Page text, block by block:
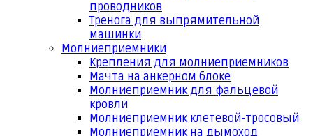
проводников
Тренога для выпрямительной
машинки
Молниеприемники
Крепления для молниеприемников
Мачта на анкерном блоке
Молниеприемник для фальцевой
кровли
Молниеприемник клетевой-тросовый
Молниеприемник на дымоход